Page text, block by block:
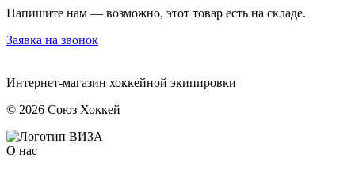
Напишите нам — возможно, этот товар есть на складе.
Заявка на звонок
Интернет-магазин хоккейной экипировки
© 2026 Союз Хоккей
О нас